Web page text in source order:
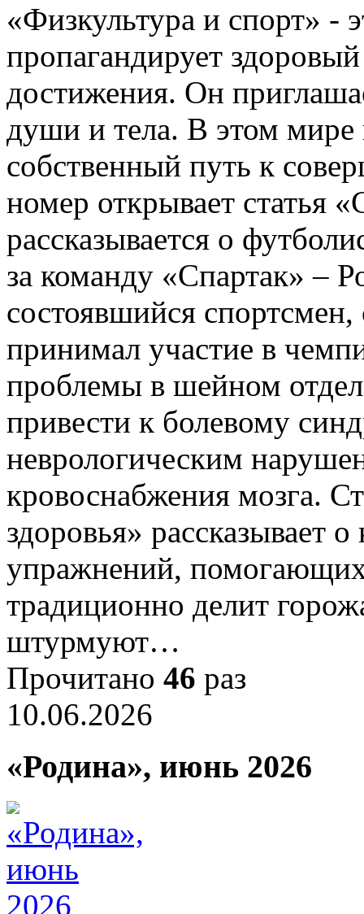
«Физкультура и спорт» -
пропагандирует
достижения. Он
души и тела. В этом
собственный путь к
номер открывает статья
рассказывается о
за команду «Спартак» –
состоявшийся
принимал участие в
проблемы в шейном
привести к болевому
неврологическим
кровоснабжения мозга.
здоровья» рассказывает
упражнений,
традиционно делит
штурмуют…
Прочитано 46 раз
10.06.2026
«Родина», июнь 2026